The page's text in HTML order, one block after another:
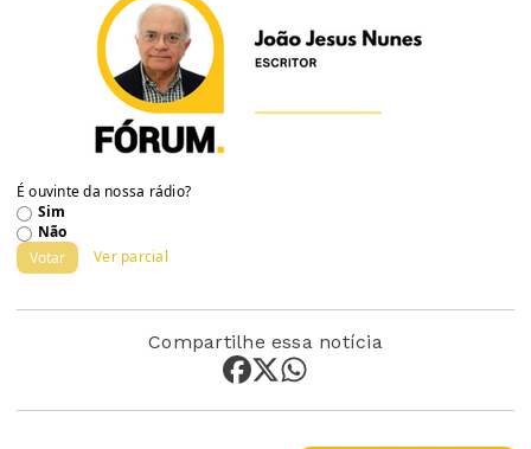
É ouvinte da nossa rádio?
Sim
Não
Votar
Ver parcial
Compartilhe essa notícia